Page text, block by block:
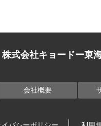
株式会社キョードー東
会社概要